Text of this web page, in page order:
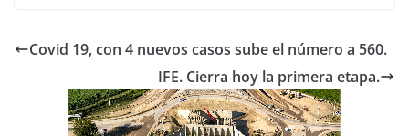
e
o
er s
p
p
ar
tir
Covid 19, con 4 nuevos casos sube el número a 560.
IFE. Cierra hoy la primera etapa.